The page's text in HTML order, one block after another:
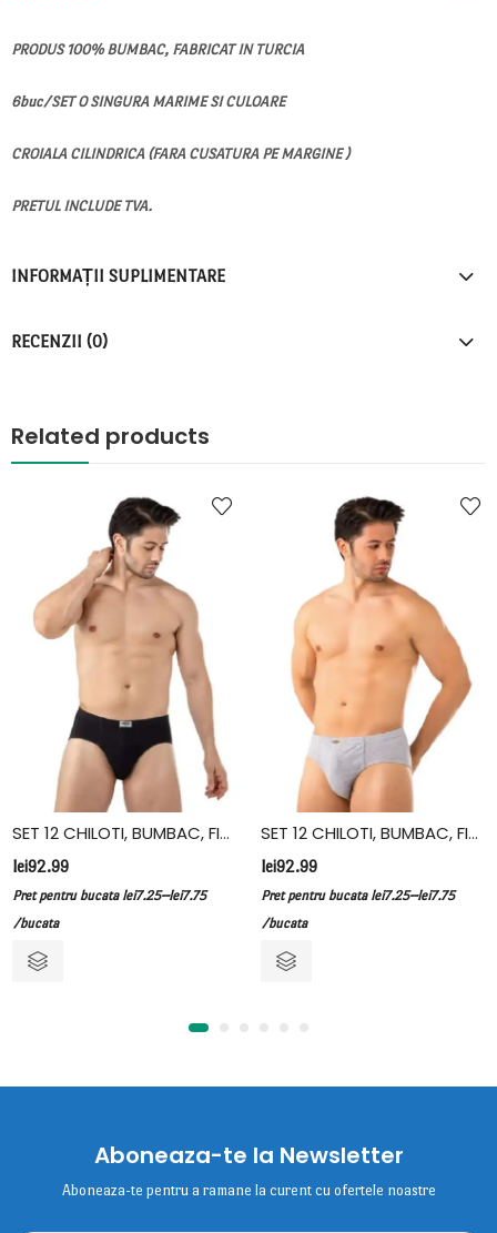
PRODUS 100% BUMBAC, FABRICAT IN TURCIA
6buc/SET O SINGURA MARIME SI CULOARE
CROIALA CILINDRICA (FARA CUSATURA PE MARGINE )
PRETUL INCLUDE TVA.
INFORMAȚII SUPLIMENTARE
RECENZII (0)
Related products
SET 12 CHILOTI, BUMBAC, FIDAN, NEGRU
lei92.99
Pret pentru bucata lei7.25–lei7.75
/bucata
SET 12 CHILOTI, BUMBAC, FIDAN, GRI
lei92.99
Pret pentru bucata lei7.25–lei7.75
/bucata
Aboneaza-te la Newsletter
Aboneaza-te pentru a ramane la curent cu ofertele noastre